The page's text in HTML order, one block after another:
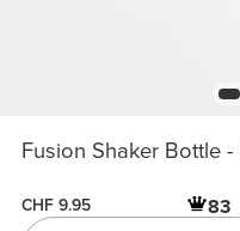
Fusion Shaker Bottle
CHF 9.95 83